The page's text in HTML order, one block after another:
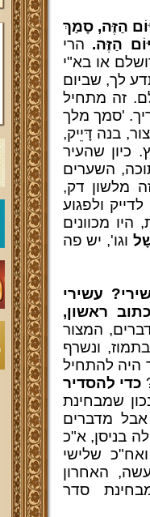
הַזֶּה, סָמַךְ
הַזֶּה. הרי
או בא"י
לך, שביום
זה מתחיל
'סמך מלך
בנה דָּיֵיק,
כיון שהעיר
השערים
מלשון דק,
ולפגוע
מכוונים
וגו', יש פה
עשירי
ראשון,
המצור
ונשרף
להתחיל
כדי להסדיר
שמבחינת
מדברים
בניסן, א"כ
שלישי
האחרון
סדר